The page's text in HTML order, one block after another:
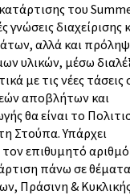
του
γνώσεις διαχείρισης
αλλά και
υλικών, μέσω
με τις νέες τάσεις
αποβλήτων και
θα είναι το
Στούπα. Υπάρχει
τον επιθυμητό
πάνω σε
Πράσινη &